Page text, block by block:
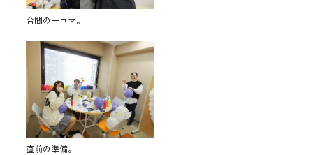
合間の一コマ。
直前の準備。